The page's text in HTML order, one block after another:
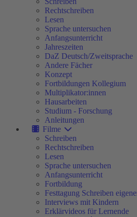
Rechtschreiben
Lesen
Sprache untersuchen
Anfangsunterricht
Jahreszeiten
DaZ Deutsch/Zweitsprache
Andere Fächer
Konzept
Fortbildungen Kollegium
Multiplikator:innen
Hausarbeiten
Studium - Forschung
Anleitungen
Filme
Schreiben
Rechtschreiben
Lesen
Sprache untersuchen
Anfangsunterricht
Fortbildung
Festtagung Schreiben
Interviews mit Kindern
Erklärvideos für Lernende